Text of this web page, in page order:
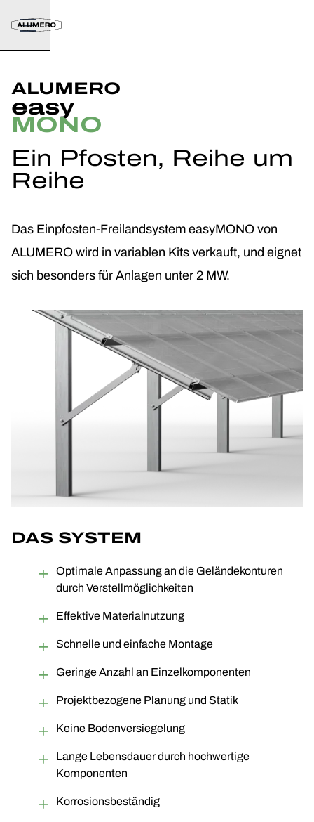
ALUMERO
easy
MONO
Ein Pfosten, Reihe um
Reihe
Das Einpfosten-Freilandsystem easyMONO von
ALUMERO wird in variablen Kits verkauft, und eignet
sich besonders für Anlagen unter 2 MW.
DAS SYSTEM
Optimale Anpassung an die Geländekonturen
durch Verstellmöglichkeiten
Effektive Materialnutzung
Schnelle und einfache Montage
Geringe Anzahl an Einzelkomponenten
Projektbezogene Planung und Statik
Keine Bodenversiegelung
Lange Lebensdauer durch hochwertige
Komponenten
Korrosionsbeständig